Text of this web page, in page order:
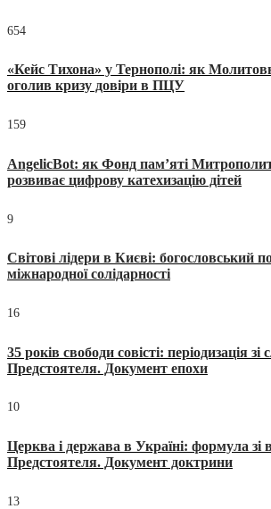
654
«Кейс Тихона» у Тернополі: як
оголив кризу довіри в ПЦУ
159
AngelicBot: як Фонд пам’яті
розвиває цифрову катехизацію дітей
9
Світові лідери в Києві: богословський
міжнародної солідарності
16
35 років свободи совісті: періодизація зі
Предстоятеля. Документ епохи
10
Церква і держава в Україні: формула зі
Предстоятеля. Документ доктрини
13